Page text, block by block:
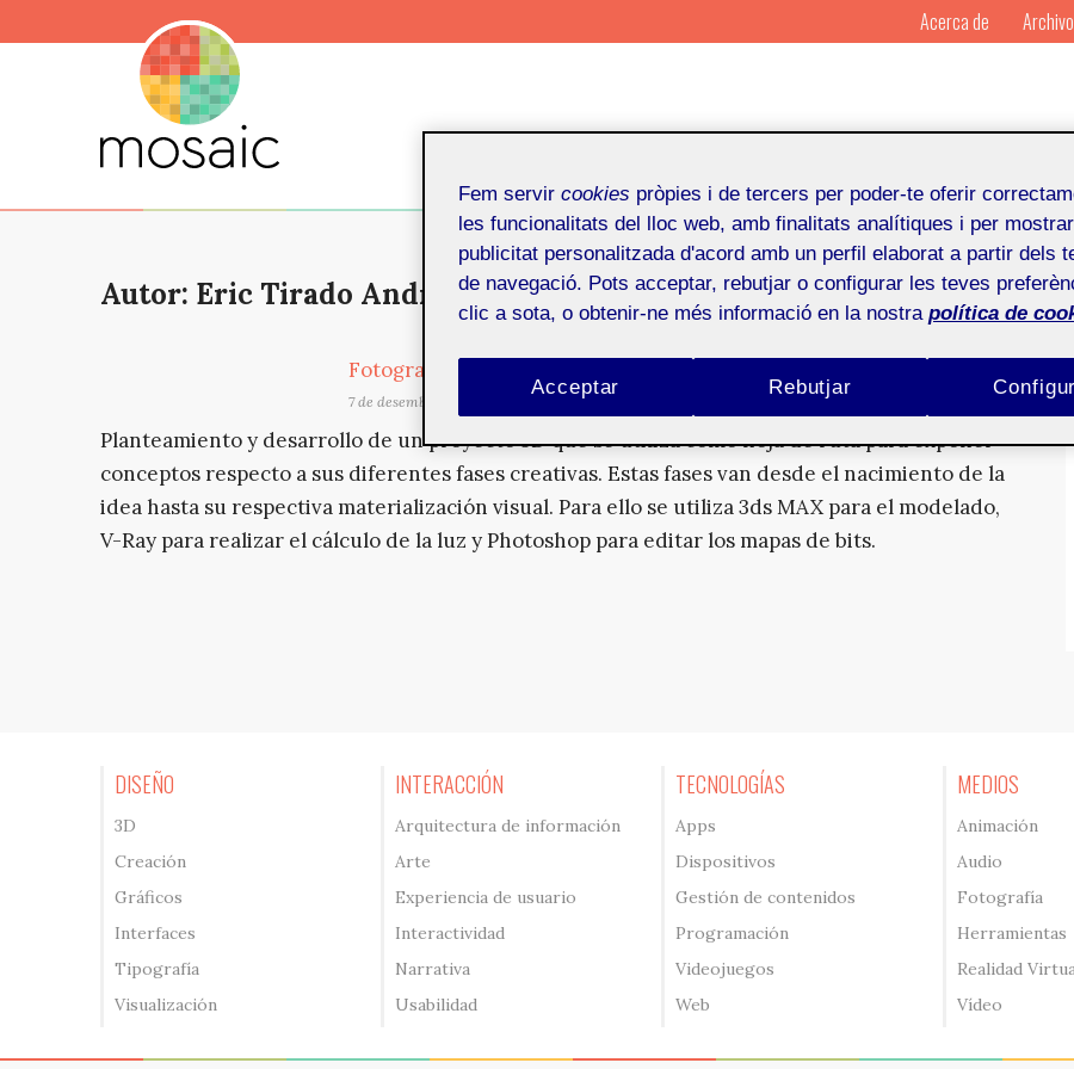
Autor: Eric Tirado Andrés
Fotografía virtual: creación y captura de una idea
7 de desembre de 2017
Planteamiento y desarrollo de un proyecto 3D que se utiliza como hoja de ruta para exponer
conceptos respecto a sus diferentes fases creativas. Estas fases van desde el nacimiento de la
idea hasta su respectiva materialización visual. Para ello se utiliza 3ds MAX para el modelado,
V-Ray para realizar el cálculo de la luz y Photoshop para editar los mapas de bits.
DISEÑO
3D
Creación
Gráficos
Interfaces
Tipografía
Visualización
INTERACCIÓN
Arquitectura de información
Arte
Experiencia de usuario
Interactividad
Narrativa
Usabilidad
TECNOLOGÍAS
Apps
Dispositivos
Gestión de contenidos
Programación
Videojuegos
Web
MEDIOS
Animación
Audio
Fotografía
Herramientas
Realidad
Vídeo
Acerca de Archivo
Fem servir cookies pròpies i de tercers per poder-te oferir
les funcionalitats del lloc web, amb finalitats analítiques i per
publicitat personalitzada d'acord amb un perfil elaborat a partir dels
de navegació. Pots acceptar, rebutjar o configurar les teves
clic a sota, o obtenir-ne més informació en la nostra política de
Rebutjar
Acceptar